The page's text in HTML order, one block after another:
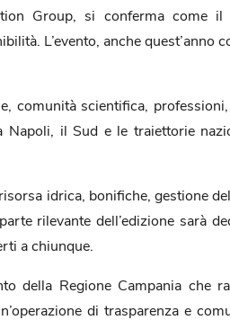
Group, si conferma come il
L’evento, anche quest’anno
comunità scientifica,
Napoli, il Sud e le traiettorie
idrica, bonifiche, gestione
rilevante dell’edizione sarà
a chiunque.
della Regione Campania che
di trasparenza e